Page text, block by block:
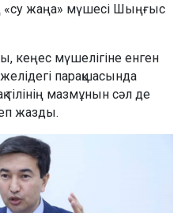
«су жаңа» мүшесі Шыңғыс
кеңес мүшелігіне енген
парақшасында
тілінің мазмұнын сәл де
жазды.